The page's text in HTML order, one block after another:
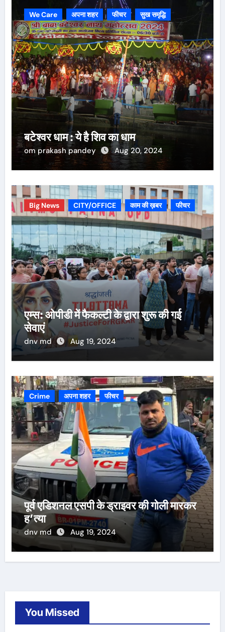
We Care अपना शहर फीचर सुख समृद्धि
बटेश्वर धाम : ये है शिव का धाम
om prakash pandey Aug 20, 2024
Big News CITY/OFFICE काम की ख़बर फीचर
एम्स: ओपीडी में फैकल्टी के द्वारा शुरू की गई
सेवाएं
dnv md Aug 19, 2024
Crime अपना शहर फीचर
पूर्व एडिशनल एसपी के ड्राइवर की गोली मारकर
ह’त्या
dnv md Aug 19, 2024
You Missed